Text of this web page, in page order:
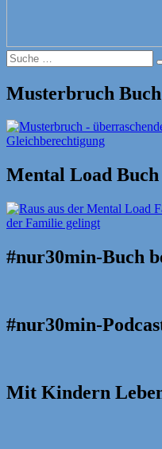
Suche
nach:
Musterbruch
Mental Load Buch
#nur30min-Buch
#nur30min-
Mit Kindern